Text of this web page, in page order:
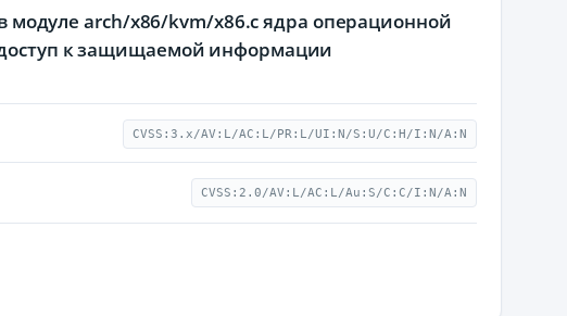
модуле arch/x86/kvm/x86.c ядра операционной
к защищаемой информации
CVSS:3.x/AV:L/AC:L/PR:L/UI:N/S:U/C:H/I:N/A:N
CVSS:2.0/AV:L/AC:L/Au:S/C:C/I:N/A:N